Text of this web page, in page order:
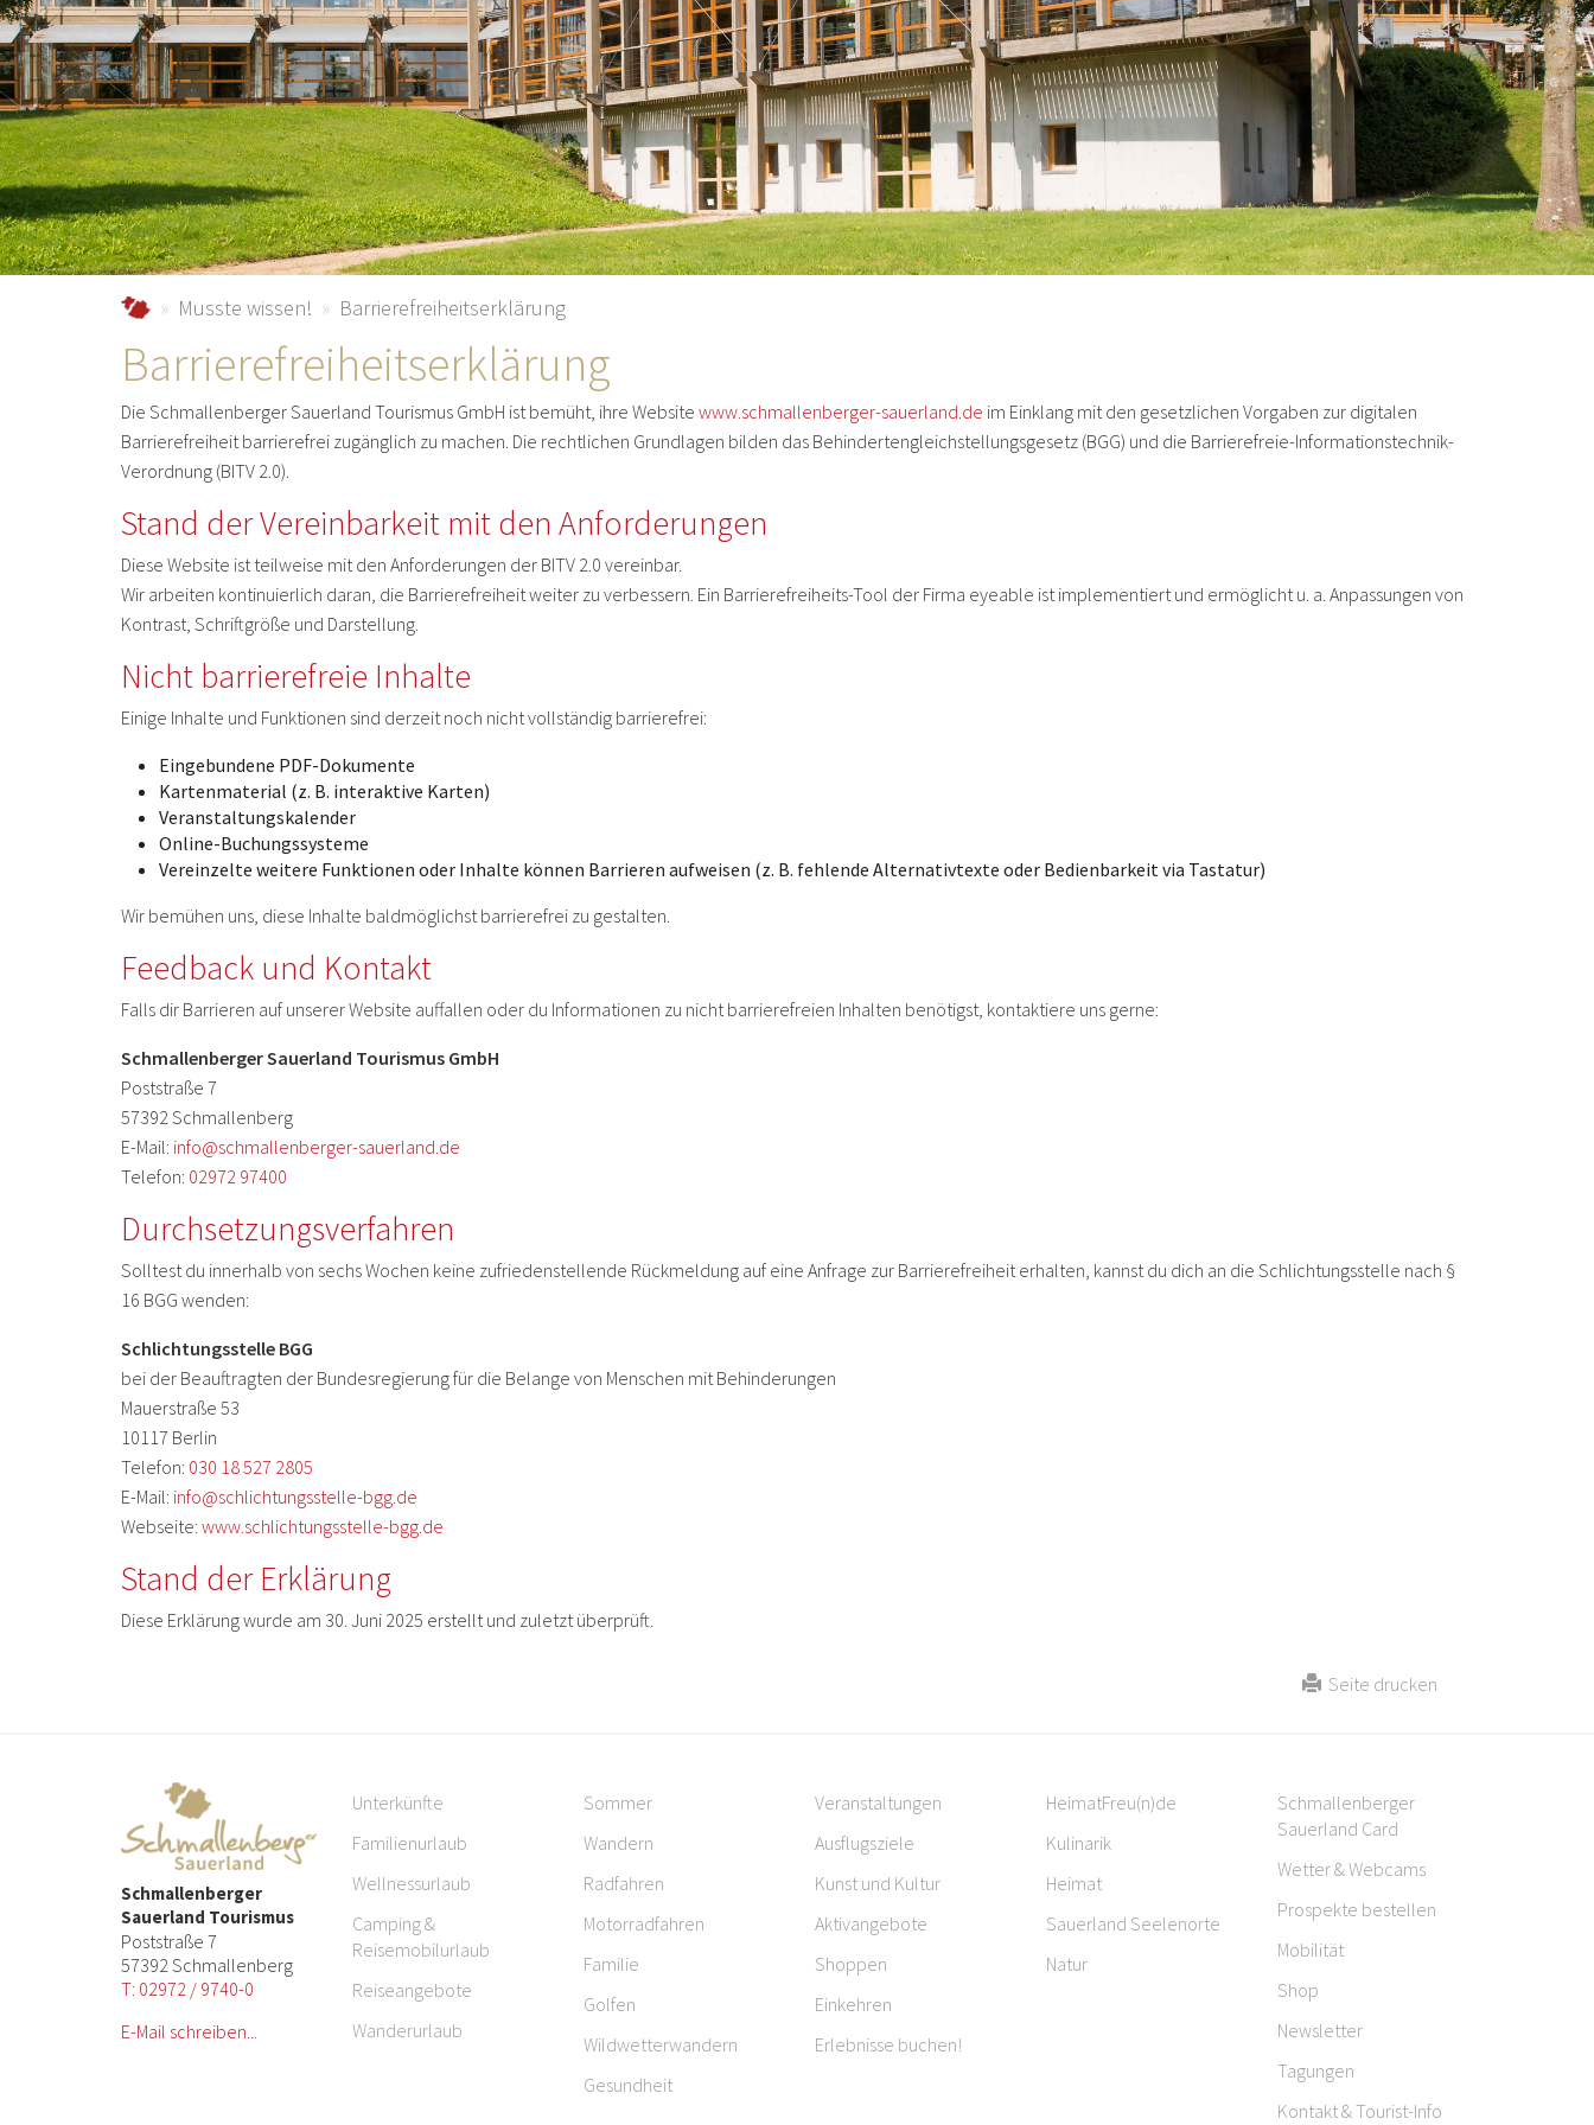
schmallenberger-sauerland.de
Musste wissen! Barrierefreiheitserklärung
Barrierefreiheitserklärung
Die Schmallenberger Sauerland Tourismus GmbH ist bemüht, ihre Website www.schmallenberger-sauerland.de im Einklang mit den gesetzlichen Vorgaben zur digitalen
Barrierefreiheit barrierefrei zugänglich zu machen. Die rechtlichen Grundlagen bilden das Behindertengleichstellungsgesetz (BGG) und die Barrierefreie-Informationstechnik-
Verordnung (BITV 2.0).
Stand der Vereinbarkeit mit den Anforderungen
Diese Website ist teilweise mit den Anforderungen der BITV 2.0 vereinbar.
Wir arbeiten kontinuierlich daran, die Barrierefreiheit weiter zu verbessern. Ein Barrierefreiheits-Tool der Firma eyeable ist implementiert und ermöglicht u. a. Anpassungen von
Kontrast, Schriftgröße und Darstellung.
Nicht barrierefreie Inhalte
Einige Inhalte und Funktionen sind derzeit noch nicht vollständig barrierefrei:
Eingebundene PDF-Dokumente
Kartenmaterial (z. B. interaktive Karten)
Veranstaltungskalender
Online-Buchungssysteme
Vereinzelte weitere Funktionen oder Inhalte können Barrieren aufweisen (z. B. fehlende Alternativtexte oder Bedienbarkeit via Tastatur)
Wir bemühen uns, diese Inhalte baldmöglichst barrierefrei zu gestalten.
Feedback und Kontakt
Falls dir Barrieren auf unserer Website auffallen oder du Informationen zu nicht barrierefreien Inhalten benötigst, kontaktiere uns gerne:
Schmallenberger Sauerland Tourismus GmbH
Poststraße 7
57392 Schmallenberg
E-Mail: info@schmallenberger-sauerland.de
Telefon: 02972 97400
Durchsetzungsverfahren
Solltest du innerhalb von sechs Wochen keine zufriedenstellende Rückmeldung auf eine Anfrage zur Barrierefreiheit erhalten, kannst du dich an die Schlichtungsstelle nach §
16 BGG wenden:
Schlichtungsstelle BGG
bei der Beauftragten der Bundesregierung für die Belange von Menschen mit Behinderungen
Mauerstraße 53
10117 Berlin
Telefon: 030 18 527 2805
E-Mail: info@schlichtungsstelle-bgg.de
Webseite: www.schlichtungsstelle-bgg.de
Stand der Erklärung
Diese Erklärung wurde am 30. Juni 2025 erstellt und zuletzt überprüft.
Seite drucken
Schmallenberger
Sauerland Tourismus
Poststraße 7
57392 Schmallenberg
T: 02972 / 9740-0
E-Mail schreiben...
Unterkünfte
Familienurlaub
Wellnessurlaub
Camping &
Reisemobilurlaub
Reiseangebote
Wanderurlaub
Sommer
Wandern
Radfahren
Motorradfahren
Familie
Golfen
Wildwetterwandern
Gesundheit
Veranstaltungen
Ausflugsziele
Kunst und Kultur
Aktivangebote
Shoppen
Einkehren
Erlebnisse buchen!
HeimatFreu(n)de
Kulinarik
Heimat
Sauerland Seelenorte
Natur
Schmallenberger
Sauerland Card
Wetter & Webcams
Prospekte bestellen
Mobilität
Shop
Newsletter
Tagungen
Kontakt & Tourist-Info